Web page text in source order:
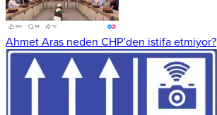
Ahmet Aras neden CHP’den istifa etmiyor?